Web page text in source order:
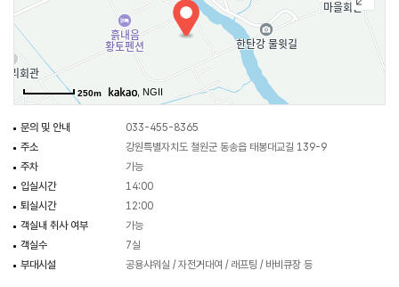
250m , NGII
문의 및 안내
033-455-8365
주소
강원특별자치도 철원군 동송읍 태봉대교길 139-9
주차
가능
입실시간
14:00
퇴실시간
12:00
객실내 취사 여부
가능
객실수
7실
부대시설
공용샤워실 / 자전거대여 / 래프팅 / 바비큐장 등